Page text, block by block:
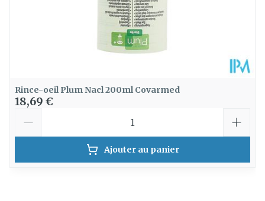
Rince-oeil Plum Nacl 200ml Covarmed
18,69 €
Ajouter au panier